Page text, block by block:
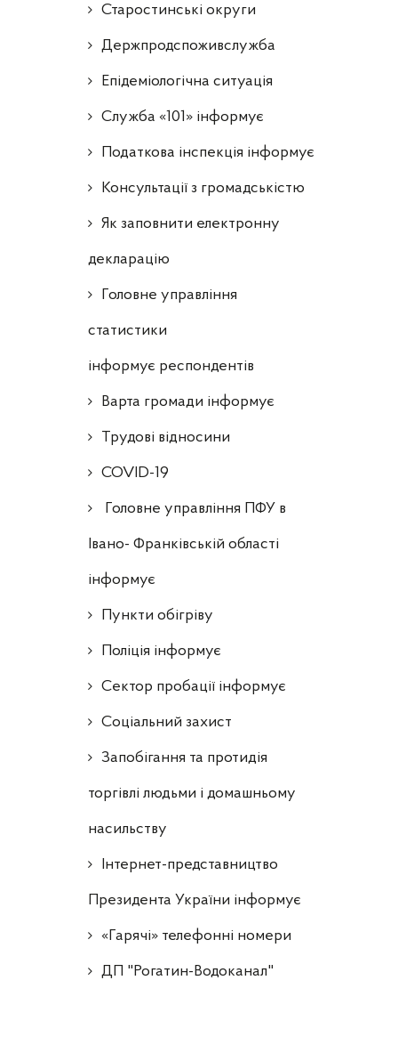
Старостинські округи
Держпродспоживслужба
Епідеміологічна ситуація
Служба «101» інформує
Податкова інспекція інформує
Консультації з громадськістю
Як заповнити електронну
декларацію
Головне управління
статистики
інформує респондентів
Варта громади інформує
Трудові відносини
COVID-19
Головне управління ПФУ в
Івано- Франківській області
інформує
Пункти обігріву
Поліція інформує
Сектор пробації інформує
Соціальний захист
Запобігання та протидія
торгівлі людьми і домашньому
насильству
Інтернет-представництво
Президента України інформує
«Гарячі» телефонні номери
ДП "Рогатин-Водоканал"